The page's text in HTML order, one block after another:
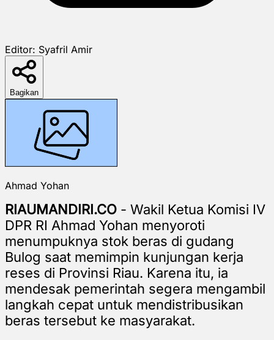
Editor: Syafril Amir
Bagikan
Ahmad Yohan
RIAUMANDIRI.CO - Wakil Ketua Komisi IV
DPR RI Ahmad Yohan menyoroti
menumpuknya stok beras di gudang
Bulog saat memimpin kunjungan kerja
reses di Provinsi Riau. Karena itu, ia
mendesak pemerintah segera mengambil
langkah cepat untuk mendistribusikan
beras tersebut ke masyarakat.